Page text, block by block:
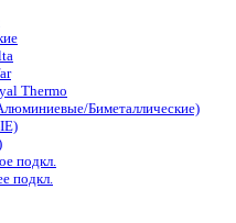
Thermo
Биметаллические)
подкл.
подкл.